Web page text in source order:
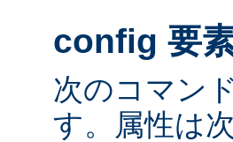
config 要
次のコマン
す。属性は